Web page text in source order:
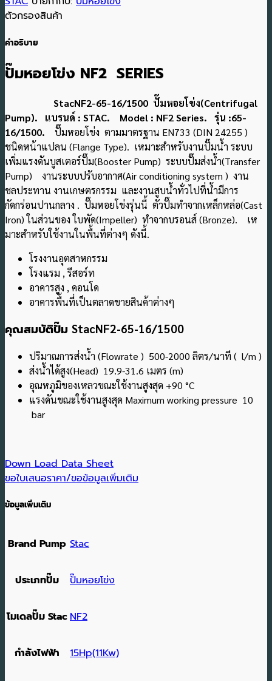
ตัวกรองสินค้า
คำอธิบาย
ปั๊มหอยโข่ง NF2 SERIES
StacNF2-65-16/1500 ปั๊มหอยโข่ง(Centrifugal
Pump). แบรนด์ : STAC. Model : NF2 Series. รุ่น :65-
16/1500. ปั๊มหอยโข่ง ตามมาตรฐาน EN733 (DIN 24255 )
ชนิดหน้าแปลน (Flange Type). เหมาะสําหรับงานปั๊มน้ำ ระบบ
เพิ่มแรงดันบูสเตอร์ปั๊ม(Booster Pump) ระบบปั๊มส่งน้ำ(Transfer
Pump) งานระบบปรับอากาศ(Air conditioning system ) งาน
ชลประทาน งานเกษตรกรรม และงานสูบน้ําทั่วไปที่น้ํามีการ
กัดกร่อนปานกลาง . ปั๊มหอยโข่งรุ่นนี้ ตัวปั๊มทำจากเหล็กหล่อ(Cast
Iron) ในส่วนของ ใบพัด(Impeller) ทําจากบรอนส์ (Bronze). เห
มาะสําหรับใช้งานในพื้นที่ต่างๆ ดังนี้.
โรงงานอุตสาหกรรม
โรงแรม , รีสอร์ท
อาคารสูง , คอนโด
อาคารพื้นที่เป็นตลาดขายสินค้าต่างๆ
คุณสมบัติปั๊ม StacNF2-65-16/1500
ปริมาณการส่งน้ำ (Flowrate ) 500-2000 ลิตร/นาที ( l/m )
ส่งน้ำได้สูง(Head) 19.9-31.6 เมตร (m)
อุณหภูมิของเหลวขณะใช้งานสูงสุด +90 °C
แรงดันขณะใช้งานสูงสุด Maximum working pressure 10
bar
Down Load Data Sheet
ขอใบเสนอราคา/ขอข้อมูลเพิ่มเติม
ข้อมูลเพิ่มเติม
Brand Pump Stac
ประเภทปั๊ม ปั๊มหอยโข่ง
โมเดลปั๊ม Stac NF2
กำลังไฟฟ้า 15Hp(11Kw)